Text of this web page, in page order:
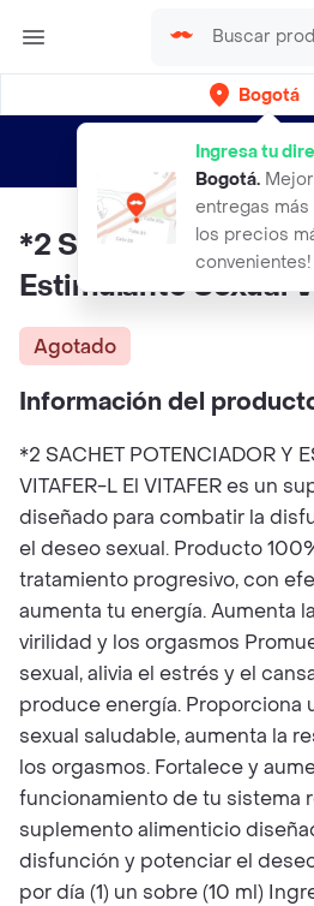
Bogotá
Ingresa tu
Bogotá.
entregas más
los precios
convenientes!
envíos gratis por
*2 Sachet
Estimulante Sexual
Agotado
Información del
*2 SACHET POTENCIADOR Y
VITAFER-L El VITAFER es un
diseñado para combatir la
el deseo sexual. Producto
tratamiento progresivo, con
aumenta tu energía. Aumenta
virilidad y los orgasmos
sexual, alivia el estrés y el
produce energía. Proporciona
sexual saludable, aumenta la
los orgasmos. Fortalece y
funcionamiento de tu sistema
suplemento alimenticio
disfunción y potenciar el
por día (1) un sobre (10 ml)